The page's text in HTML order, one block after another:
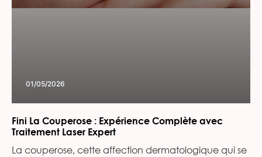
01/05/2026
Fini La Couperose : Expérience Complète avec
Traitement Laser Expert
La couperose, cette affection dermatologique qui se